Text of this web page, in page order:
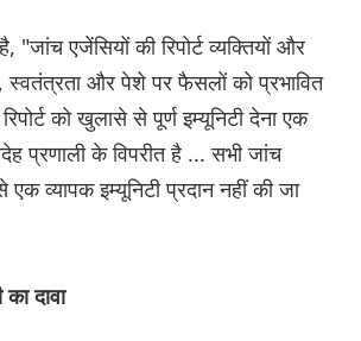
"जांच एजेंसियों की रिपोर्ट व्यक्तियों और
और पेशे पर फैसलों को प्रभावित
को खुलासे से पूर्ण इम्यूनिटी देना एक
प्रणाली के विपरीत है ... सभी जांच
एक व्यापक इम्यूनिटी प्रदान नहीं की जा
दावा